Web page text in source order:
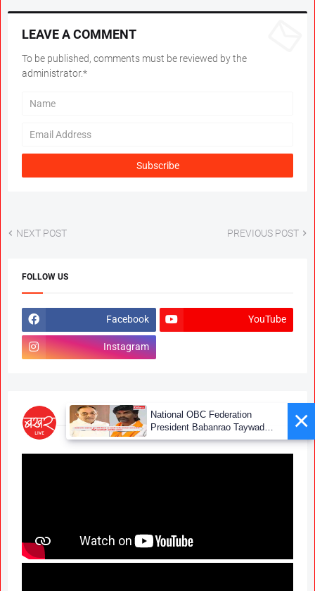
LEAVE A COMMENT
To be published, comments must be reviewed by the
administrator.*
NEXT POST PREVIOUS POST
FOLLOW US
Facebook YouTube
Instagram
×
National OBC Federation
President Babanrao Taywade
Claims Only 27 Kunbi
Certificates Issued in